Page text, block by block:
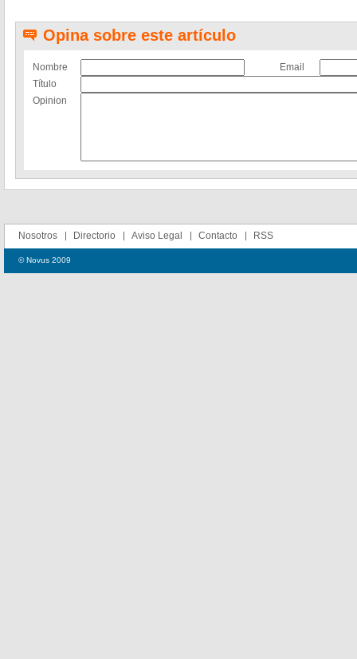
Opina sobre este artículo
Nombre
Email
Título
Opinion
Nosotros Directorio Aviso Legal Contacto RSS
© Novus 2009